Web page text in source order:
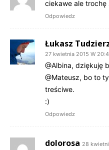
ciekawe ale trochę
Odpowiedz
Łukasz
27 kwietnia 2015 W
@Albina, dziękuję
@Mateusz, bo to
treściwe.
:)
Odpowiedz
dolorosa 28